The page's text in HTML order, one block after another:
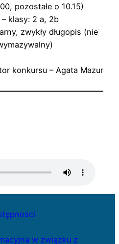
pozostałe o 10.15)
– klasy: 2 a, 2b
zwykły długopis (nie
konkursu – Agata Mazur
w związku z